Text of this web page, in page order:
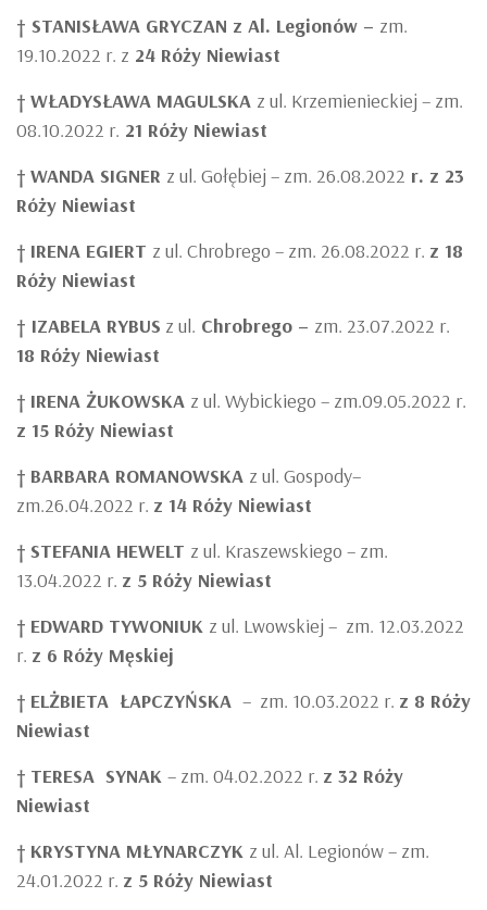
† STANISŁAWA GRYCZAN z Al. Legionów – zm.
19.10.2022 r. z 24 Róży Niewiast
† WŁADYSŁAWA MAGULSKA z ul. Krzemienieckiej – zm.
08.10.2022 r. 21 Róży Niewiast
† WANDA SIGNER z ul. Gołębiej – zm. 26.08.2022 r. z 23
Róży Niewiast
† IRENA EGIERT z ul. Chrobrego – zm. 26.08.2022 r. z 18
Róży Niewiast
† IZABELA RYBUS z ul. Chrobrego – zm. 23.07.2022 r.
18 Róży Niewiast
† IRENA ŻUKOWSKA z ul. Wybickiego – zm.09.05.2022 r.
z 15 Róży Niewiast
† BARBARA ROMANOWSKA z ul. Gospody–
zm.26.04.2022 r. z 14 Róży Niewiast
† STEFANIA HEWELT z ul. Kraszewskiego – zm.
13.04.2022 r. z 5 Róży Niewiast
† EDWARD TYWONIUK z ul. Lwowskiej – zm. 12.03.2022
r. z 6 Róży Męskiej
† ELŻBIETA ŁAPCZYŃSKA – zm. 10.03.2022 r. z 8 Róży
Niewiast
† TERESA SYNAK – zm. 04.02.2022 r. z 32 Róży
Niewiast
† KRYSTYNA MŁYNARCZYK z ul. Al. Legionów – zm.
24.01.2022 r. z 5 Róży Niewiast